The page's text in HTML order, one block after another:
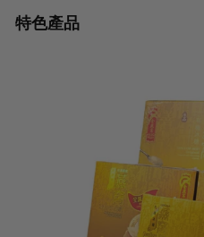
特色產品